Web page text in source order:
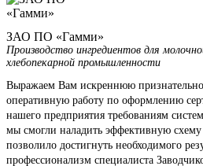
ЗАО ПО «Гамми»
Производство ингредиентов для
хлебопекарной промышленности
Выражаем Вам искреннюю
оперативную работу по оформлению
нашего предприятия требованиям
мы смогли наладить эффективную схему
позволило достигнуть необходимого
профессионализм специалиста